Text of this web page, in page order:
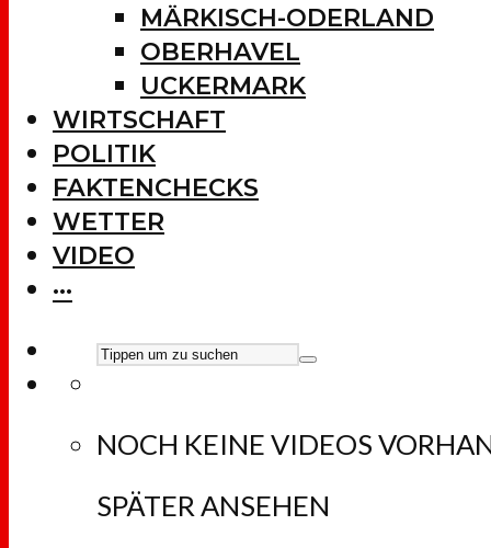
MÄRKISCH-ODERLAND
OBERHAVEL
UCKERMARK
WIRTSCHAFT
POLITIK
FAKTENCHECKS
WETTER
VIDEO
···
NOCH KEINE VIDEOS
SPÄTER ANSEHEN